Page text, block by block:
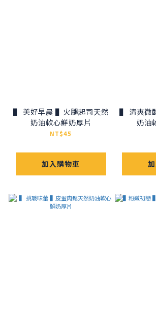
▌ 美好早晨 ▌火腿起司天然
奶油軟心鮮奶厚片
NT$45
加入購物車
▌ 清爽微酸 ▌藍莓乳酪
奶油